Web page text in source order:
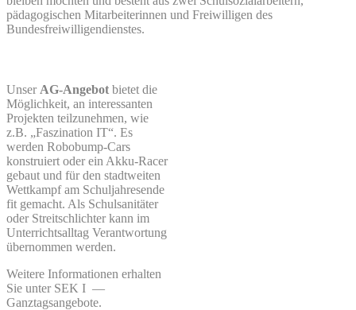
pädagogischen Mitarbeiterinnen und Freiwilligen des
Bundesfreiwilligendienstes.
Unser AG-Angebot bietet die
Möglichkeit, an interessanten
Projekten teilzunehmen, wie
z.B. „Faszination IT“. Es
werden Robobump-Cars
konstruiert oder ein Akku-Racer
gebaut und für den stadtweiten
Wettkampf am Schuljahresende
fit gemacht. Als Schulsanitäter
oder Streitschlichter kann im
Unterrichtsalltag Verantwortung
übernommen werden.
Weitere Informationen erhalten
Sie unter SEK I —
Ganztagsangebote.